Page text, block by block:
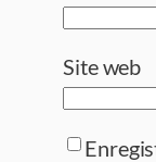
Site web